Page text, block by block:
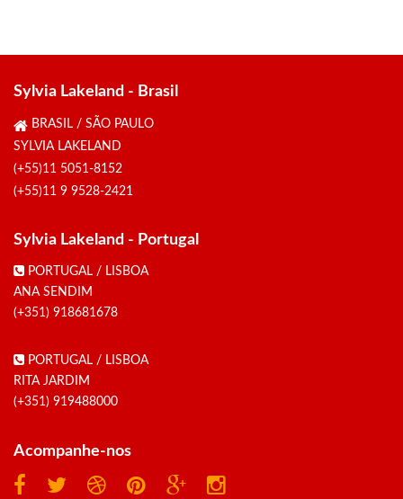
Sylvia Lakeland - Brasil
BRASIL / SÃO PAULO
SYLVIA LAKELAND
(+55)11 5051-8152
(+55)11 9 9528-2421
Sylvia Lakeland - Portugal
PORTUGAL / LISBOA
ANA SENDIM
(+351) 918681678
PORTUGAL / LISBOA
RITA JARDIM
(+351) 919488000
Acompanhe-nos